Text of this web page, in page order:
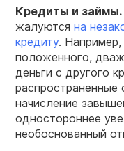
Кредиты и займы.
жалуются на
кредиту. Например,
положенного,
деньги с другого
начисление
одностороннее
необоснованный